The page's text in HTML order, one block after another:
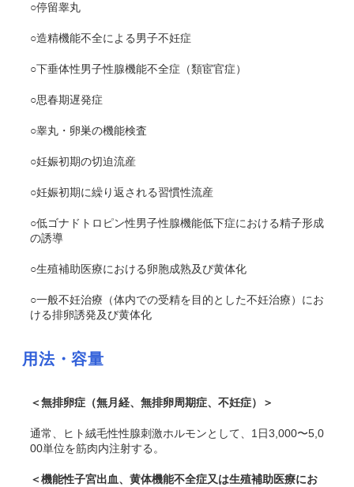
○停留睾丸
○造精機能不全による男子不妊症
○下垂体性男子性腺機能不全症（類宦官症）
○思春期遅発症
○睾丸・卵巣の機能検査
○妊娠初期の切迫流産
○妊娠初期に繰り返される習慣性流産
○低ゴナドトロピン性男子性腺機能低下症における精子形成
の誘導
○生殖補助医療における卵胞成熟及び黄体化
○一般不妊治療（体内での受精を目的とした不妊治療）にお
ける排卵誘発及び黄体化
用法・容量
＜無排卵症（無月経、無排卵周期症、不妊症）＞
通常、ヒト絨毛性性腺刺激ホルモンとして、1日3,000〜5,0
00単位を筋肉内注射する。
＜機能性子宮出血、 黄体機能不全症又は生殖補助医療にお